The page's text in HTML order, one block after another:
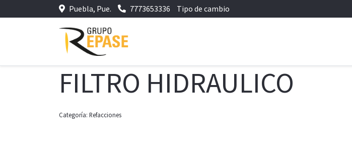
Puebla, Pue. 7773653336 Tipo de cambio
FILTRO HIDRAULICO
Categoría: Refacciones